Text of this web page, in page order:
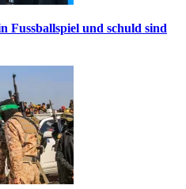
Fussballspiel und schuld sind